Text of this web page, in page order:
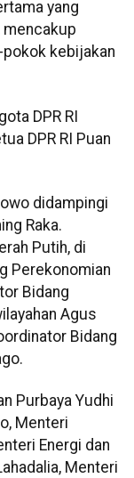
yang
mencakup
kebijakan
DPR RI
DPR RI Puan
didampingi
Raka.
Putih, di
Perekonomian
Bidang
Agus
Bidang
Purbaya Yudhi
Menteri
Energi dan
Menteri